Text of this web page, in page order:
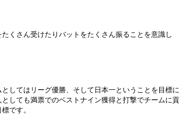
くさん受けたりバットをたくさん振ることを意識し
してはリーグ優勝、そして日本一ということを目標に
しても満票でのベストナイン獲得と打撃でチームに貢
です。